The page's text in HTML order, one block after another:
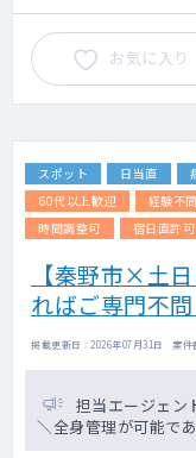
お気に入り
スポット 日当直
60代以上歓迎
経験不問
時間調整可
宿日直許可
【秦野市×土
ればご専門不
掲載更新日 : 2026年07月31日 案件
担当エージェン
＼全身管理が可能で